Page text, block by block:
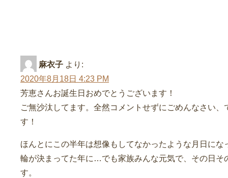
麻衣子 より:
2020年8月18日 4:23 PM
芳恵さんお誕生日おめでとうございます！
ご無沙汰してます。全然コメントせずにごめんなさい
す！
ほんとにこの半年は想像もしてなかったような月日に
輪が決まってた年に…でも家族みんな元気で、その日そ
す。